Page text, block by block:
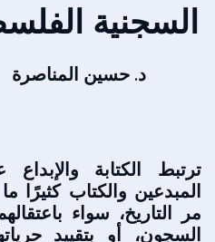
السجنية
د. حسين المناصرة
ترتبط الكتابة
المبدعين والكتاب كثيرًا
مر التاريخ، سواء
السجون، أو بتقييد